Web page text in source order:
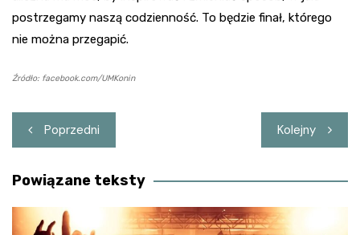
postrzegamy naszą codzienność. To będzie finał, którego
nie można przegapić.
Źródło: facebook.com/UMKonin
Nawigacja
wpisu
Poprzedni Kolejny
Powiązane teksty